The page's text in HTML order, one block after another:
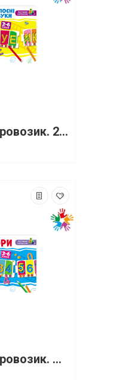
Розумний паровозик. 2+ Голосні звуки
Розумний паровозик. Цифри